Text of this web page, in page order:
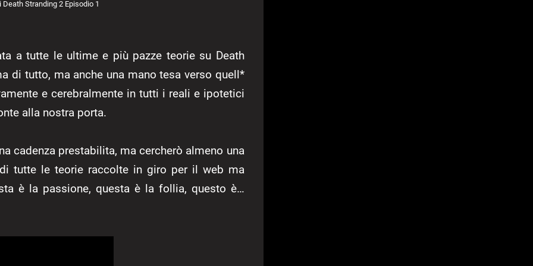
Stranding 2 Episodio 1
a tutte le ultime e più pazze teorie su Death
di tutto, ma anche una mano tesa verso quell*
e cerebralmente in tutti i reali e ipotetici
alla nostra porta.
cadenza prestabilita, ma cercherò almeno una
tutte le teorie raccolte in giro per il web ma
è la passione, questa è la follia, questo è…